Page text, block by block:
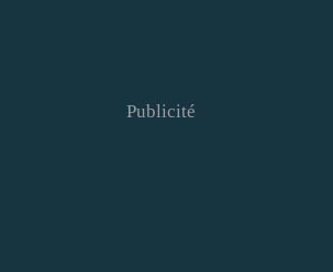
Publicité